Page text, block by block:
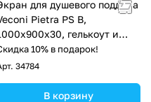
для душевого поддона
Pietra PS B,
гелькоут и
черный
10% в подарок!
34784
В корзину